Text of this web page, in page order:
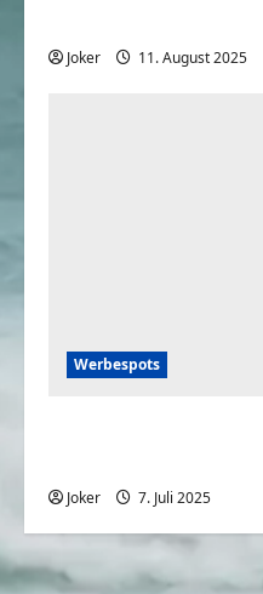
Joker 11. August 2025
Werbespots
Joker 7. Juli 2025